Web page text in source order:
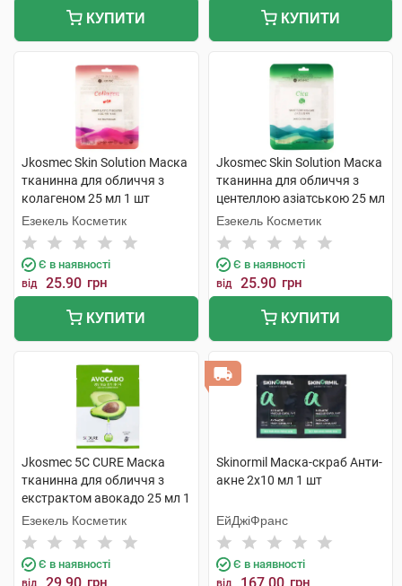
КУПИТИ КУПИТИ
Jkosmec Skin Solution Маска
тканинна для обличчя з
колагеном 25 мл 1 шт
Езекель Косметик
Є в наявності
від 25.90 грн
КУПИТИ
Jkosmec Skin Solution Маска
тканинна для обличчя з
центеллою азіатською 25 мл
1 шт
Езекель Косметик
Є в наявності
від 25.90 грн
КУПИТИ
Jkosmec 5C CURE Маска
тканинна для обличчя з
екстрактом авокадо 25 мл 1
шт
Езекель Косметик
Є в наявності
від грн
Skinormil Маска-скраб Анти-
акне 2х10 мл 1 шт
ЕйДжіФранс
Є в наявності
від грн